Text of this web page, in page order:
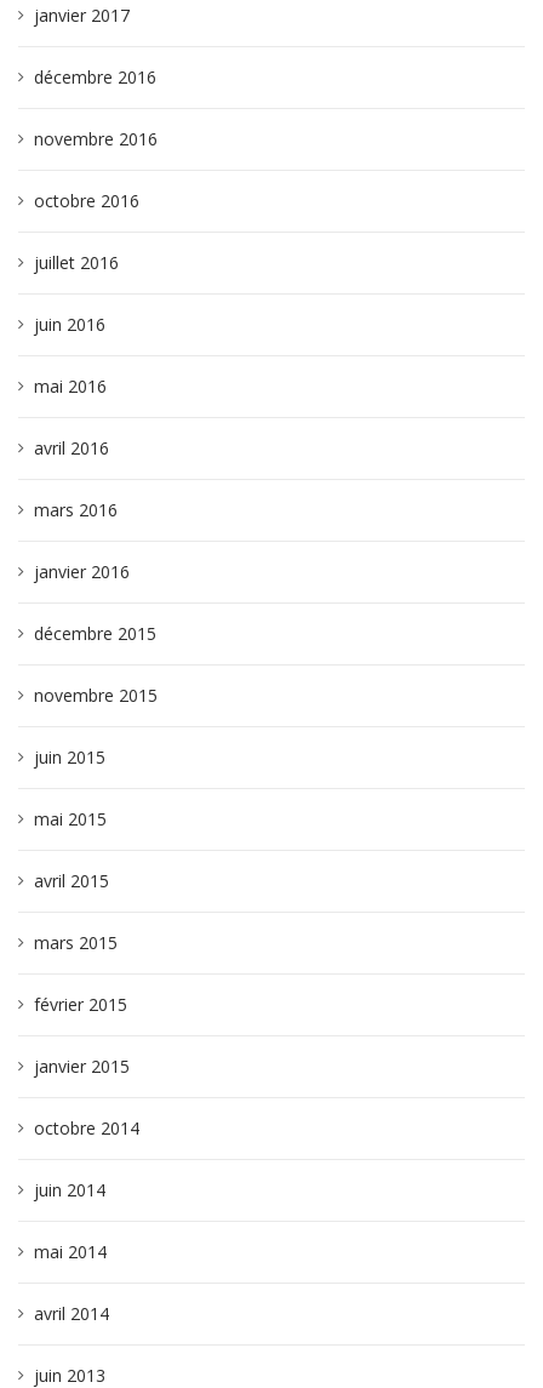
janvier 2017
décembre 2016
novembre 2016
octobre 2016
juillet 2016
juin 2016
mai 2016
avril 2016
mars 2016
janvier 2016
décembre 2015
novembre 2015
juin 2015
mai 2015
avril 2015
mars 2015
février 2015
janvier 2015
octobre 2014
juin 2014
mai 2014
avril 2014
juin 2013